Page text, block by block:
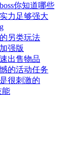
你知道哪些
力足够强大
另类玩法
强版
出售物品
的活动任务
很刺激的
能